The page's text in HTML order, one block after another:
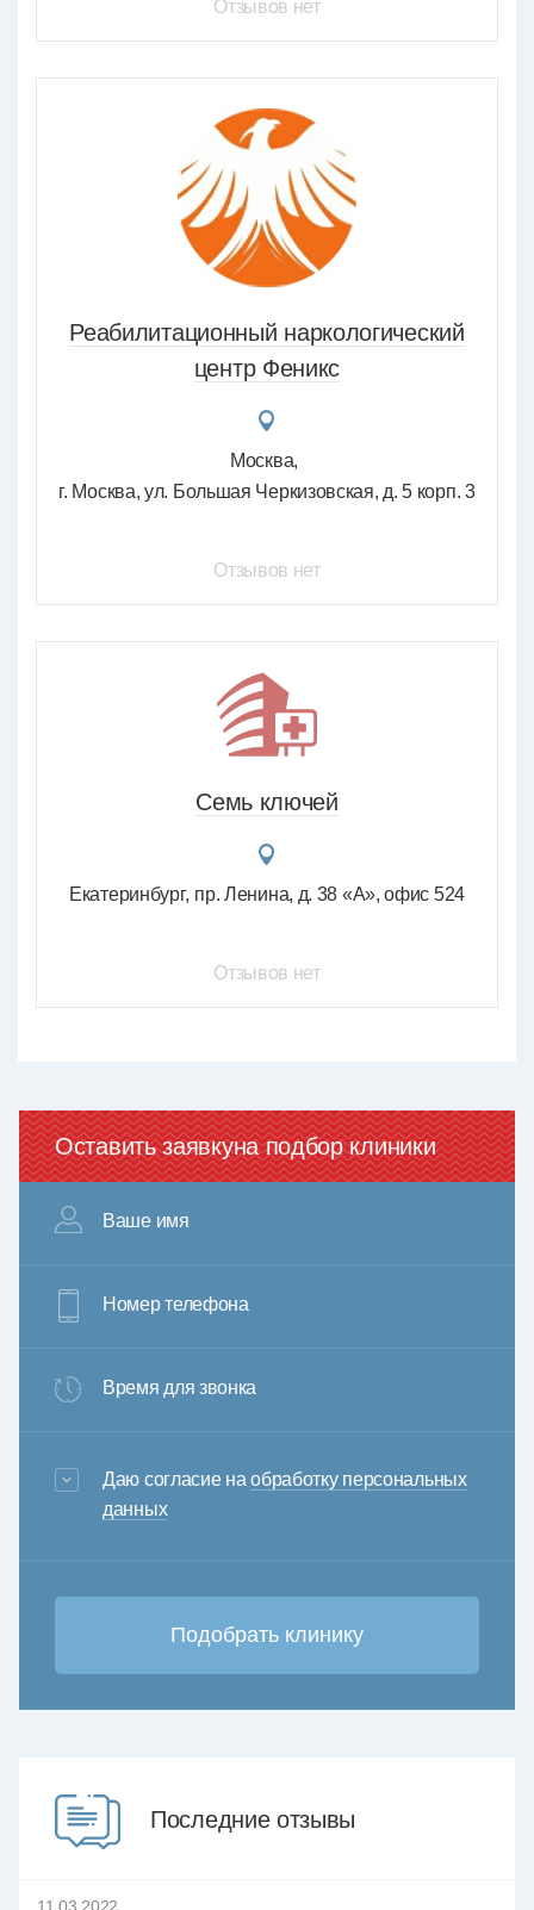
Отзывов нет
Реабилитационный наркологический
центр Феникс
Москва
г. Москва, ул. Большая Черкизовская, д. 5 корп. 3
Отзывов нет
Семь ключей
Екатеринбург пр. Ленина, д. 38 «А», офис 524
Отзывов нет
Оставить заявкуна подбор клиники
Ваше имя
Номер телефона
Время для звонка
3+6=
Даю согласие наобработку персональных
данных
Последние отзывы
11.03.2022